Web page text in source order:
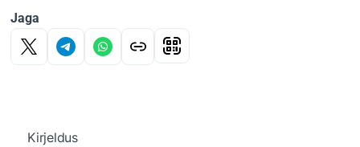
Jaga
Kirjeldus